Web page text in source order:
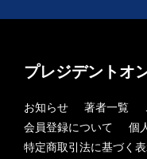
プレジデントオ
お知らせ 著者一覧
会員登録について
個
特定商取引法に基づく